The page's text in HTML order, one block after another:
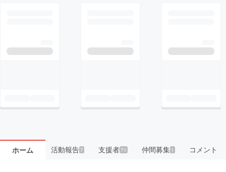
ホーム 活動報告7 支援者71 仲間募集 1 コメント